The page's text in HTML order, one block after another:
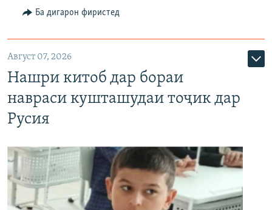
Ба дигарон фиристед
Август 07, 2026
Нашри китоб дар бораи
навраси кушташудаи тоҷик дар
Русия